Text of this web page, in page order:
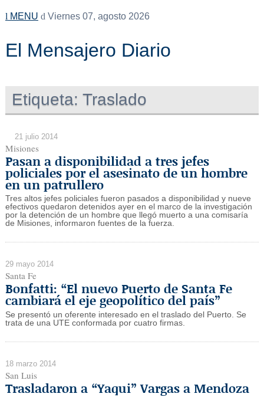
MENU Viernes 07, agosto 2026
El Mensajero Diario
Etiqueta: Traslado
21 julio 2014
Misiones
Pasan a disponibilidad a tres jefes
policiales por el asesinato de un hombre
en un patrullero
Tres altos jefes policiales fueron pasados a disponibilidad y nueve
efectivos quedaron detenidos ayer en el marco de la investigación
por la detención de un hombre que llegó muerto a una comisaría
de Misiones, informaron fuentes de la fuerza.
29 mayo 2014
Santa Fe
Bonfatti: “El nuevo Puerto de Santa Fe
cambiará el eje geopolítico del país”
Se presentó un oferente interesado en el traslado del Puerto. Se
trata de una UTE conformada por cuatro firmas.
18 marzo 2014
San Luis
Trasladaron a “Yaqui” Vargas a Mendoza